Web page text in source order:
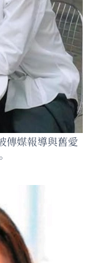
傳媒報導與舊愛